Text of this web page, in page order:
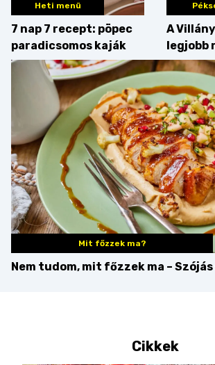
Heti menü
7 nap 7 recept: pöpec
paradicsomos kaják
A
legjobb
Mit főzzek ma?
Nem tudom, mit főzzek ma –
Cikkek